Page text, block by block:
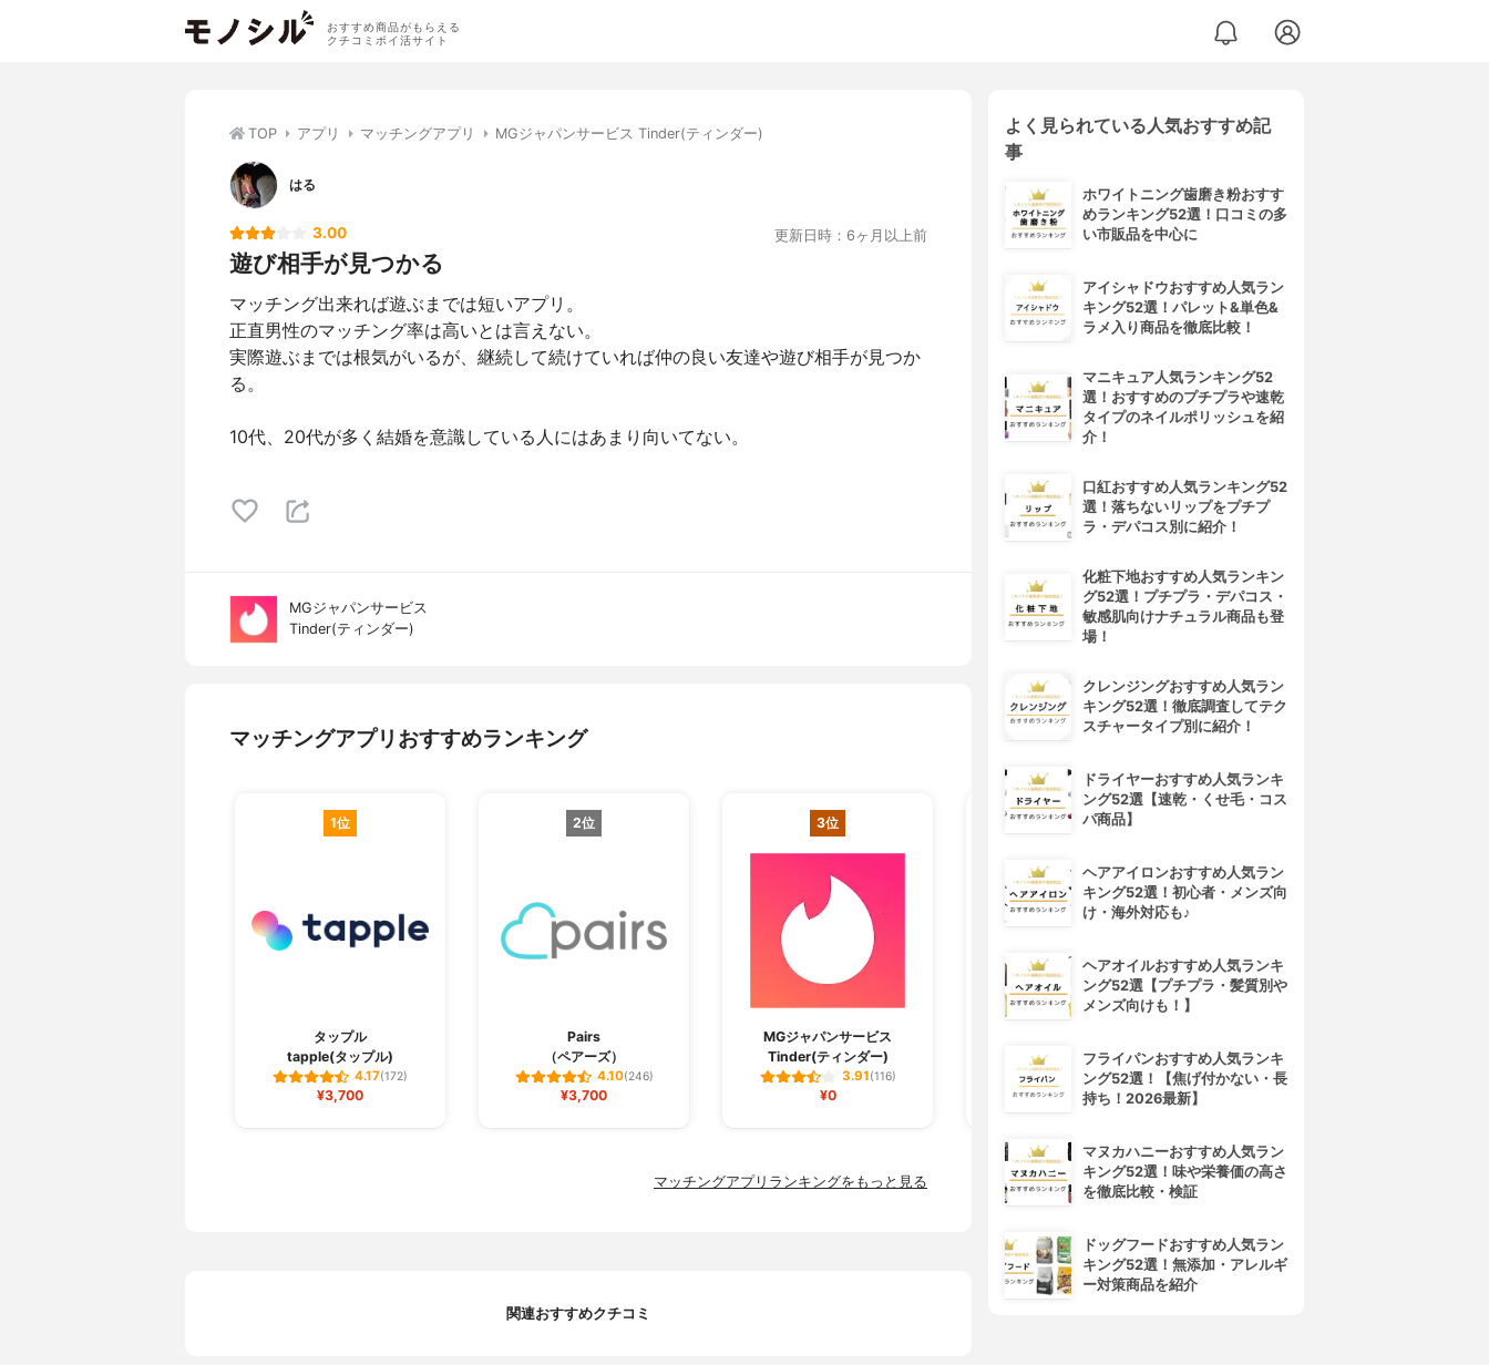
おすすめ商品がもらえる
クチコミポイ活サイト
TOP アプリ マッチングアプリ MGジャパンサービス Tinder(ティンダー)
はる
3.00 更新日時：6ヶ月以上前
遊び相手が見つかる
マッチング出来れば遊ぶまでは短いアプリ。
正直男性のマッチング率は高いとは言えない。
実際遊ぶまでは根気がいるが、継続して続けていれば仲の良い友達や遊び相手が見つか
る。
10代、20代が多く結婚を意識している人にはあまり向いてない。
MGジャパンサービス
Tinder(ティンダー)
マッチングアプリおすすめランキング
1位
タップル
tapple(タップル)
4.17(172)
¥3,700
2位
Pairs
（ペアーズ）
4.10(246)
¥3,700
3位
MGジャパンサービス
Tinder(ティンダー)
3.91(116)
¥0
4位
（マリッシュ）
3.81(46)
¥3,400
youbride(ユーブライド)
マッチングアプリランキングをもっと見る
関連おすすめクチコミ
よく見られている人気おすすめ記
事
ホワイトニング歯磨き粉おすす
めランキング52選！口コミの多
い市販品を中心に
アイシャドウおすすめ人気ラン
キング52選！パレット&単色&
ラメ入り商品を徹底比較！
マニキュア人気ランキング52
選！おすすめのプチプラや速乾
タイプのネイルポリッシュを紹
介！
口紅おすすめ人気ランキング52
選！落ちないリップをプチプ
ラ・デパコス別に紹介！
化粧下地おすすめ人気ランキン
グ52選！プチプラ・デパコス・
敏感肌向けナチュラル商品も登
場！
クレンジングおすすめ人気ラン
キング52選！徹底調査してテク
スチャータイプ別に紹介！
ドライヤーおすすめ人気ランキ
ング52選【速乾・くせ毛・コス
パ商品】
ヘアアイロンおすすめ人気ラン
キング52選！初心者・メンズ向
け・海外対応も♪
ヘアオイルおすすめ人気ランキ
ング52選【プチプラ・髪質別や
メンズ向けも！】
フライパンおすすめ人気ランキ
ング52選！【焦げ付かない・長
持ち！2026最新】
マヌカハニーおすすめ人気ラン
キング52選！味や栄養価の高さ
を徹底比較・検証
ドッグフードおすすめ人気ラン
キング52選！無添加・アレルギ
ー対策商品を紹介